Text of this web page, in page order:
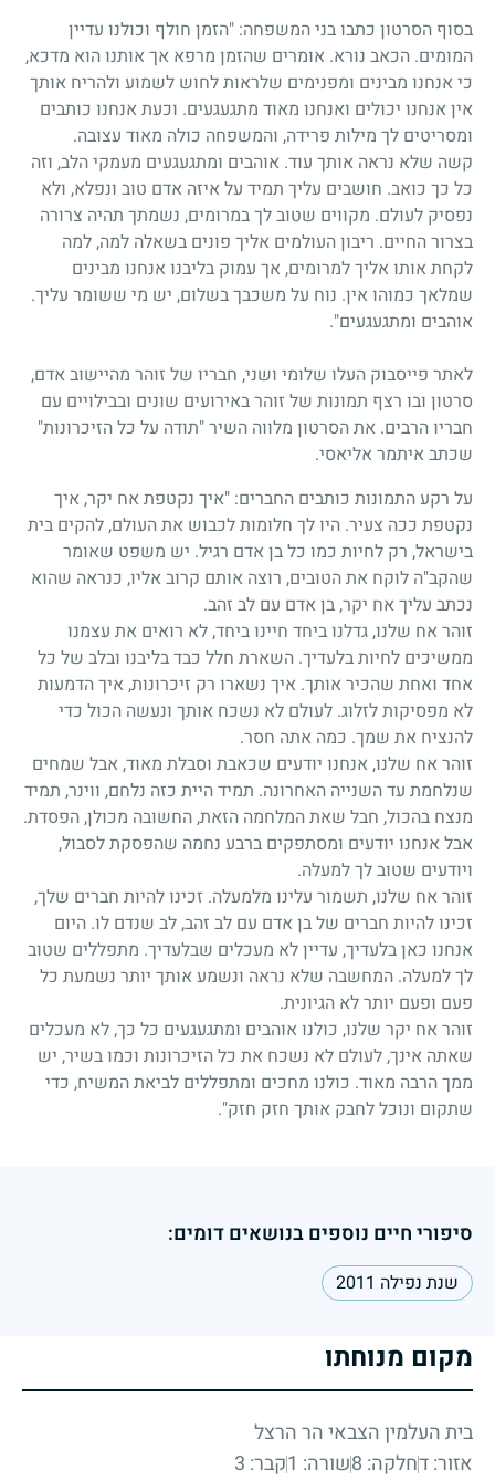
בסוף הסרטון כתבו בני המשפחה: "הזמן חולף וכולנו עדיין
המומים. הכאב נורא. אומרים שהזמן מרפא אך אותנו הוא מדכא,
כי אנחנו מבינים ומפנימים שלראות לחוש לשמוע ולהריח אותך
אין אנחנו יכולים ואנחנו מאוד מתגעגעים. וכעת אנחנו כותבים
ומסריטים לך מילות פרידה, והמשפחה כולה מאוד עצובה.
קשה שלא נראה אותך עוד. אוהבים ומתגעגעים מעמקי הלב, וזה
כל כך כואב. חושבים עליך תמיד על איזה אדם טוב ונפלא, ולא
נפסיק לעולם. מקווים שטוב לך במרומים, נשמתך תהיה צרורה
בצרור החיים. ריבון העולמים אליך פונים בשאלה למה, למה
לקחת אותו אליך למרומים, אך עמוק בליבנו אנחנו מבינים
שמלאך כמוהו אין. נוח על משכבך בשלום, יש מי ששומר עליך.
אוהבים ומתגעגעים".
לאתר פייסבוק העלו שלומי ושני, חבריו של זוהר מהיישוב אדם,
סרטון ובו רצף תמונות של זוהר באירועים שונים ובבילויים עם
חבריו הרבים. את הסרטון מלווה השיר "תודה על כל הזיכרונות"
שכתב איתמר אליאסי.
על רקע התמונות כותבים החברים: "איך נקטפת אח יקר, איך
נקטפת ככה צעיר. היו לך חלומות לכבוש את העולם, להקים בית
בישראל, רק לחיות כמו כל בן אדם רגיל. יש משפט שאומר
שהקב"ה לוקח את הטובים, רוצה אותם קרוב אליו, כנראה שהוא
נכתב עליך אח יקר, בן אדם עם לב זהב.
זוהר אח שלנו, גדלנו ביחד חיינו ביחד, לא רואים את עצמנו
ממשיכים לחיות בלעדיך. השארת חלל כבד בליבנו ובלב של כל
אחד ואחת שהכיר אותך. איך נשארו רק זיכרונות, איך הדמעות
לא מפסיקות לזלוג. לעולם לא נשכח אותך ונעשה הכול כדי
להנציח את שמך. כמה אתה חסר.
זוהר אח שלנו, אנחנו יודעים שכאבת וסבלת מאוד, אבל שמחים
שנלחמת עד השנייה האחרונה. תמיד היית כזה נלחם, ווינר, תמיד
מנצח בהכול, חבל שאת המלחמה הזאת, החשובה מכולן, הפסדת.
אבל אנחנו יודעים ומסתפקים ברבע נחמה שהפסקת לסבול,
ויודעים שטוב לך למעלה.
זוהר אח שלנו, תשמור עלינו מלמעלה. זכינו להיות חברים שלך,
זכינו להיות חברים של בן אדם עם לב זהב, לב שנדם לו. היום
אנחנו כאן בלעדיך, עדיין לא מעכלים שבלעדיך. מתפללים שטוב
לך למעלה. המחשבה שלא נראה ונשמע אותך יותר נשמעת כל
פעם ופעם יותר לא הגיונית.
זוהר אח יקר שלנו, כולנו אוהבים ומתגעגעים כל כך, לא מעכלים
שאתה אינך, לעולם לא נשכח את כל הזיכרונות וכמו בשיר, יש
ממך הרבה מאוד. כולנו מחכים ומתפללים לביאת המשיח, כדי
שתקום ונוכל לחבק אותך חזק חזק".
סיפורי חיים נוספים בנושאים דומים:
שנת נפילה 2011
מקום מנוחתו
בית העלמין הצבאי הר הרצל
אזור: דחלקה: 8 שורה: 1 קבר: 3